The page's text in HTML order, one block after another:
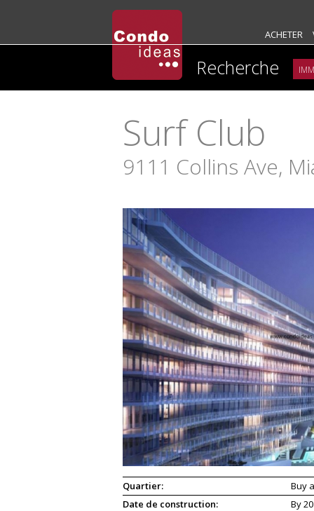
ACHETER
Recherche
Surf Club
9111 Collins Ave,
Quartier:
Buy
Date de construction:
By